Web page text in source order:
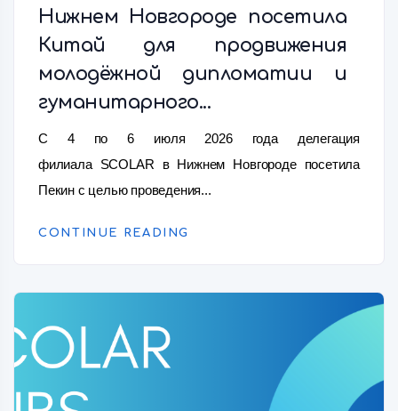
Нижнем Новгороде посетила
Китай для продвижения
молодёжной дипломатии и
гуманитарного...
С 4 по 6 июля 2026 года делегация
филиала SCOLAR в Нижнем Новгороде посетила
Пекин с целью проведения...
CONTINUE READING